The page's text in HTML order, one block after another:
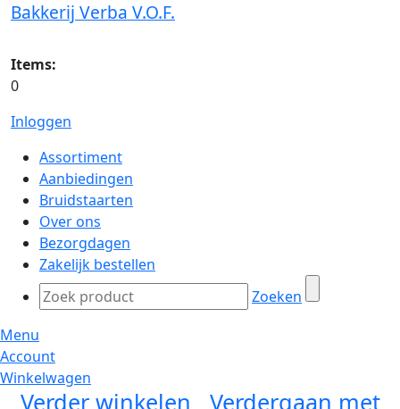
Bakkerij Verba V.O.F.
Items:
0
Inloggen
Assortiment
Aanbiedingen
Bruidstaarten
Over ons
Bezorgdagen
Zakelijk bestellen
Zoeken
Menu
Account
Winkelwagen
Verder winkelen
Verdergaan met